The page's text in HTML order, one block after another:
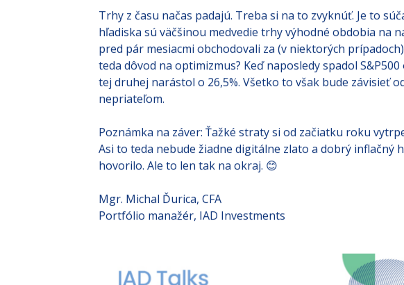
vylúčené ani ďalšie poklesy na akciách. Otočka na trhu
svoju rétoriku a prestane považovať infláciu za najväčší
Trhy z času načas padajú. Treba si na to zvyknúť. Je to
hľadiska sú väčšinou medvedie trhy výhodné obdobia na
pred pár mesiacmi obchodovali za (v niektorých prípadoch)
teda dôvod na optimizmus? Keď naposledy spadol
tej druhej narástol o 26,5%. Všetko to však bude závisieť
nepriateľom.
Poznámka na záver: Ťažké straty si od začiatku roku
Asi to teda nebude žiadne digitálne zlato a dobrý inflačný
hovorilo. Ale to len tak na okraj. 😊